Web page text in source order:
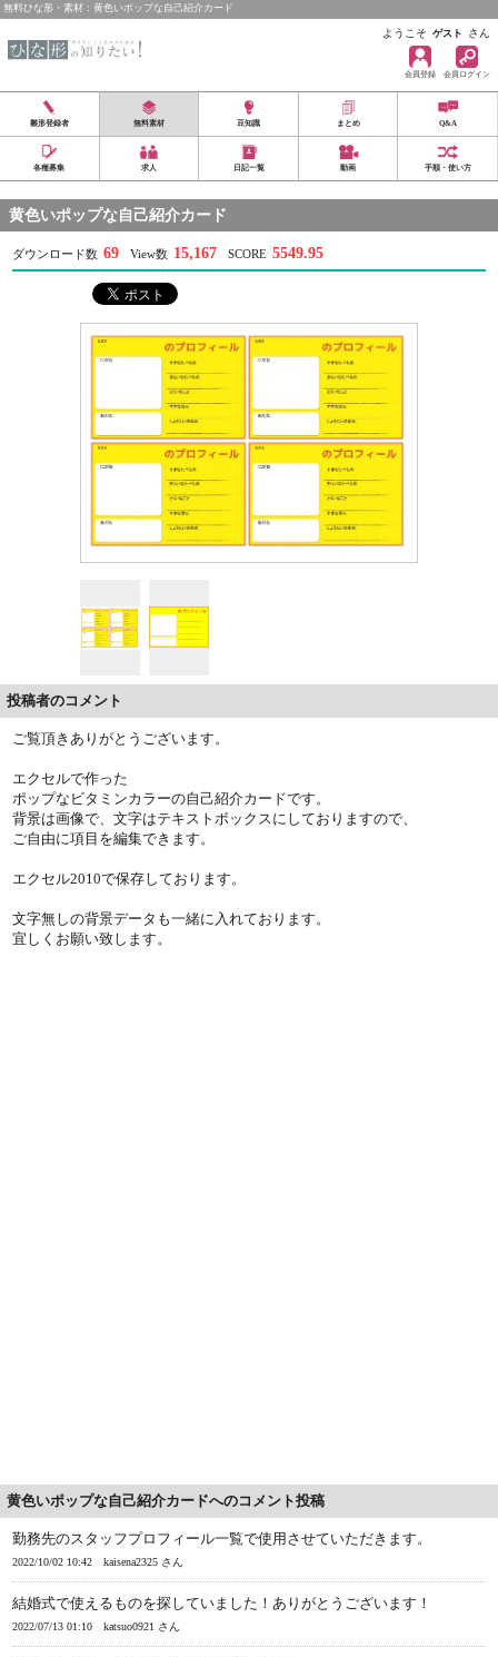
無料ひな形・素材：黄色いポップな自己紹介カード
ようこそ ゲスト さん
会員登録 会員ログイン
雛形登録者 無料素材 豆知識 まとめ Q&A
各種募集 求人 日記一覧 動画 手順・使い方
黄色いポップな自己紹介カード
ダウンロード数 69 View数 15,167 SCORE 5549.95
投稿者のコメント
ご覧頂きありがとうございます。
エクセルで作った
ポップなビタミンカラーの自己紹介カードです。
背景は画像で、文字はテキストボックスにしておりますので、
ご自由に項目を編集できます。
エクセル2010で保存しております。
文字無しの背景データも一緒に入れております。
宜しくお願い致します。
黄色いポップな自己紹介カードへのコメント投稿
勤務先のスタッフプロフィール一覧で使用させていただきます。
2022/10/02 10:42 kaisena2325 さん
結婚式で使えるものを探していました！ありがとうございます！
2022/07/13 01:10 katsuo0921 さん